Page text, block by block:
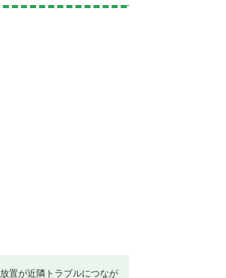
置が近隣トラブルにつなが